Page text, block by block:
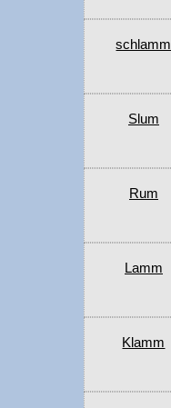
schlamm
Slum
Rum
Lamm
Klamm